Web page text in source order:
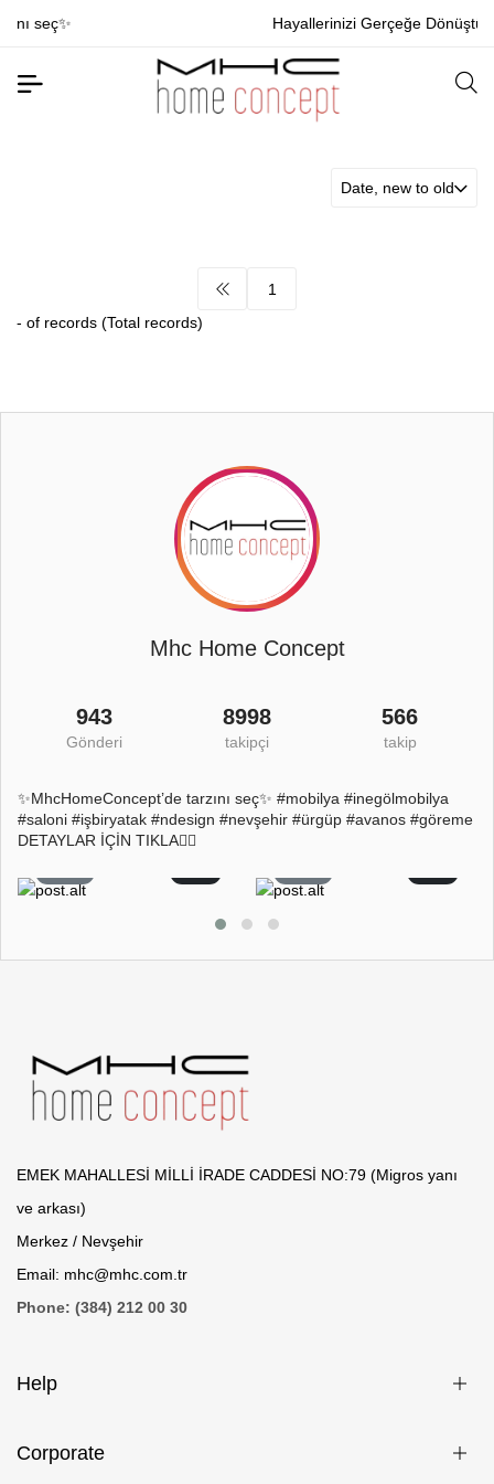
Hayallerinizi Gerçeğe Dönüştürüyoruz
Date, new to old
1
- of records (Total records)
Mhc Home Concept
943
Gönderi
8998
takipçi
566
takip
✨MhcHomeConcept’de tarzını seç✨ #mobilya #inegölmobilya
#saloni #işbiryatak #ndesign #nevşehir #ürgüp #avanos #göreme
DETAYLAR İÇİN TIKLA👇🏻
EMEK MAHALLESİ MİLLİ İRADE CADDESİ NO:79 (Migros yanı
ve arkası)
Merkez / Nevşehir
Email: mhc@mhc.com.tr
Phone: (384) 212 00 30
Help
Corporate